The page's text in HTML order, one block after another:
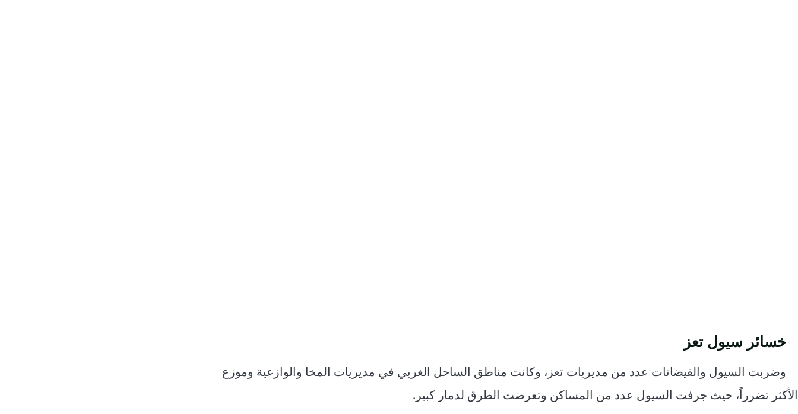
خسائر سيول تعز
وضربت السيول والفيضانات عدد من مديريات تعز، وكانت مناطق الساحل الغربي في مديريات المخا والوازعية وموزع
الأكثر تضرراً، حيث جرفت السيول عدد من المساكن وتعرضت الطرق لدمار كبير.